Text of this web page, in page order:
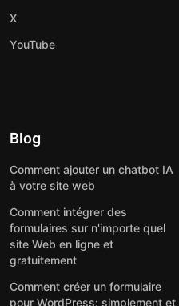
X
YouTube
Blog
Comment ajouter un chatbot IA
à votre site web
Comment intégrer des
formulaires sur n'importe quel
site Web en ligne et
gratuitement
Comment créer un formulaire
pour WordPress: simplement et